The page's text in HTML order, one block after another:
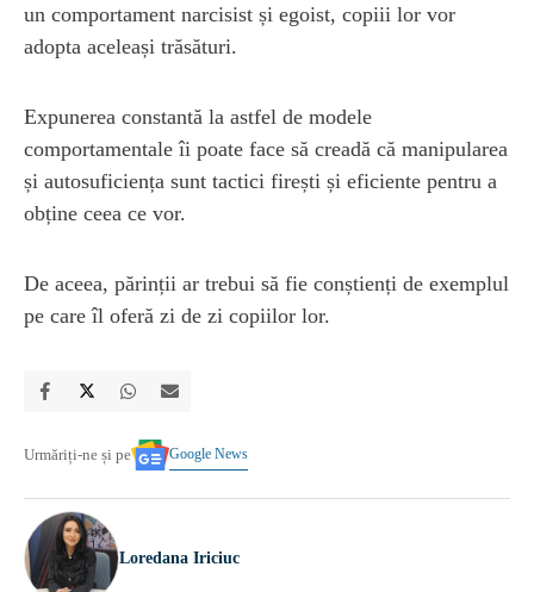
un comportament narcisist și egoist, copiii lor vor
adopta aceleași trăsături.
Expunerea constantă la astfel de modele
comportamentale îi poate face să creadă că manipularea
și autosuficiența sunt tactici firești și eficiente pentru a
obține ceea ce vor.
De aceea, părinții ar trebui să fie conștienți de exemplul
pe care îl oferă zi de zi copiilor lor.
Urmăriți-ne și pe Google News
Loredana Iriciuc